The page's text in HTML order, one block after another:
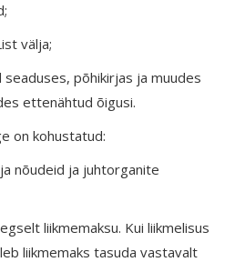
välja;
põhikirjas ja muudes
ettenähtud õigusi.
on kohustatud:
nõudeid ja juhtorganite
liikmemaksu. Kui liikmelisus
liikmemaks tasuda vastavalt